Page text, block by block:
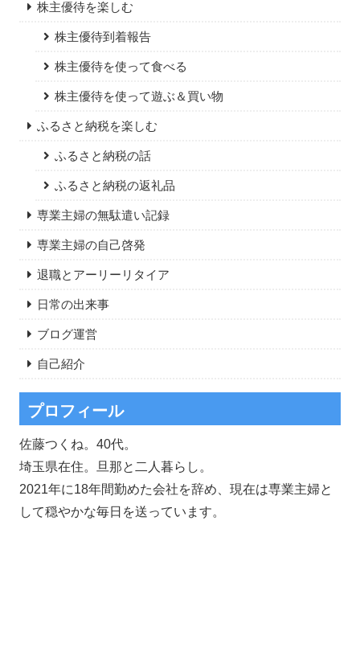
株主優待を楽しむ
株主優待到着報告
株主優待を使って食べる
株主優待を使って遊ぶ＆買い物
ふるさと納税を楽しむ
ふるさと納税の話
ふるさと納税の返礼品
専業主婦の無駄遣い記録
専業主婦の自己啓発
退職とアーリーリタイア
日常の出来事
ブログ運営
自己紹介
プロフィール
佐藤つくね。40代。
埼玉県在住。旦那と二人暮らし。
2021年に18年間勤めた会社を辞め、現在は専業主婦と
して穏やかな毎日を送っています。